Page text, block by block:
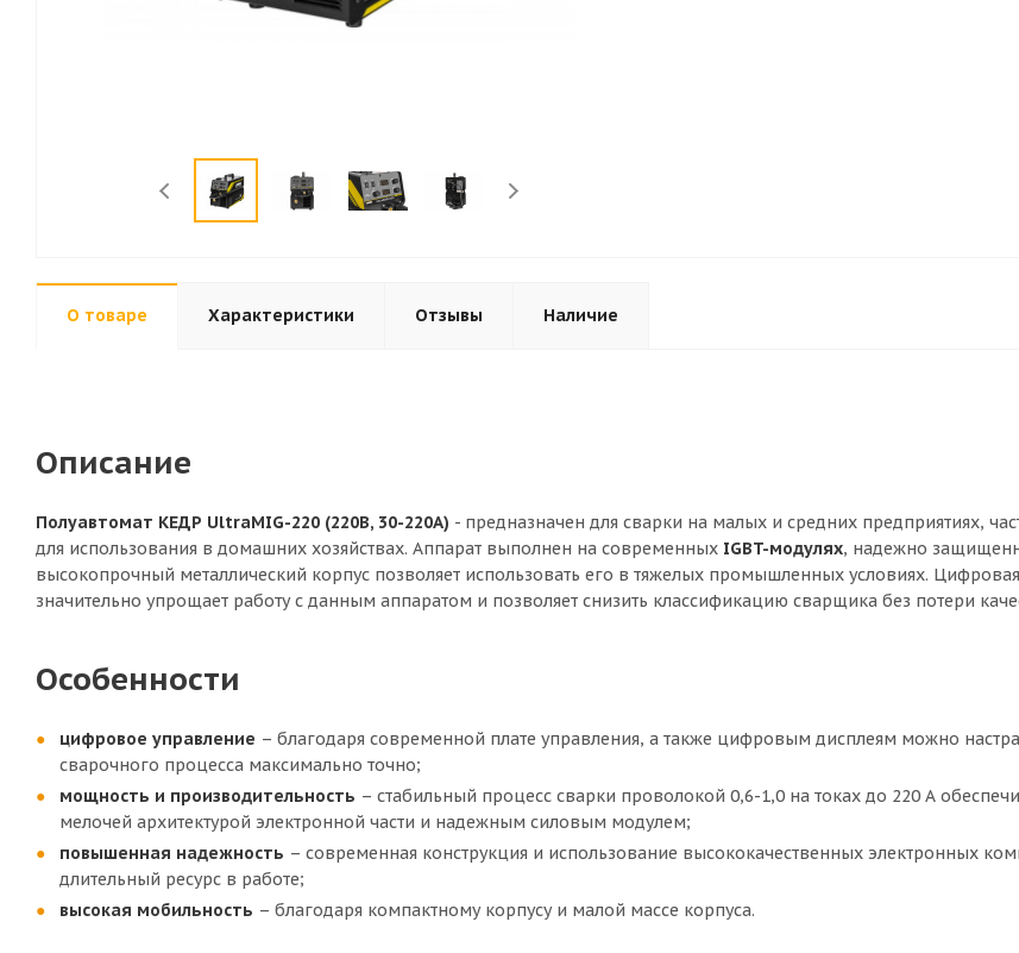
О товаре Характеристики Отзывы Наличие
Описание
Полуавтомат КЕДР UltraMIG-220 (220В, 30-220А) - предназначен для сварки на малых и средних предприятиях,
для использования в домашних хозяйствах. Аппарат выполнен на современных IGBT-модулях, надежно
высокопрочный металлический корпус позволяет использовать его в тяжелых промышленных условиях.
значительно упрощает работу с данным аппаратом и позволяет снизить классификацию сварщика без потери
Особенности
цифровое управление – благодаря современной плате управления, а также цифровым дисплеям можно
сварочного процесса максимально точно;
мощность и производительность – стабильный процесс сварки проволокой 0,6-1,0 на токах до 220 А
мелочей архитектурой электронной части и надежным силовым модулем;
повышенная надежность – современная конструкция и использование высококачественных электронных
длительный ресурс в работе;
высокая мобильность – благодаря компактному корпусу и малой массе корпуса.